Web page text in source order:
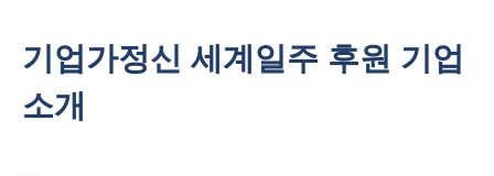
기업가정신 세계일주 후원 기업
소개